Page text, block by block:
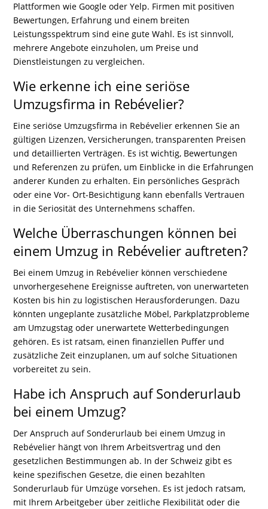
Plattformen wie Google oder Yelp. Firmen mit positiven
Bewertungen, Erfahrung und einem breiten
Leistungsspektrum sind eine gute Wahl. Es ist sinnvoll,
mehrere Angebote einzuholen, um Preise und
Dienstleistungen zu vergleichen.
Wie erkenne ich eine seriöse
Umzugsfirma in Rebévelier?
Eine seriöse Umzugsfirma in Rebévelier erkennen Sie an
gültigen Lizenzen, Versicherungen, transparenten Preisen
und detaillierten Verträgen. Es ist wichtig, Bewertungen
und Referenzen zu prüfen, um Einblicke in die Erfahrungen
anderer Kunden zu erhalten. Ein persönliches Gespräch
oder eine Vor- Ort-Besichtigung kann ebenfalls Vertrauen
in die Seriosität des Unternehmens schaffen.
Welche Überraschungen können bei
einem Umzug in Rebévelier auftreten?
Bei einem Umzug in Rebévelier können verschiedene
unvorhergesehene Ereignisse auftreten, von unerwarteten
Kosten bis hin zu logistischen Herausforderungen. Dazu
könnten ungeplante zusätzliche Möbel, Parkplatzprobleme
am Umzugstag oder unerwartete Wetterbedingungen
gehören. Es ist ratsam, einen finanziellen Puffer und
zusätzliche Zeit einzuplanen, um auf solche Situationen
vorbereitet zu sein.
Habe ich Anspruch auf Sonderurlaub
bei einem Umzug?
Der Anspruch auf Sonderurlaub bei einem Umzug in
Rebévelier hängt von Ihrem Arbeitsvertrag und den
gesetzlichen Bestimmungen ab. In der Schweiz gibt es
keine spezifischen Gesetze, die einen bezahlten
Sonderurlaub für Umzüge vorsehen. Es ist jedoch ratsam,
mit Ihrem Arbeitgeber über zeitliche Flexibilität oder die